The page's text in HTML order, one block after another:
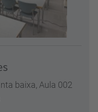
baixa, Aula 002